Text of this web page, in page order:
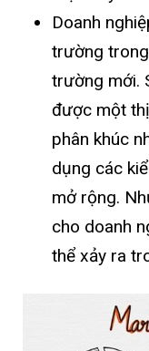
Doanh
trường
trường mới.
được một
phân khúc
dụng các
mở rộng.
cho doanh
thể xảy ra